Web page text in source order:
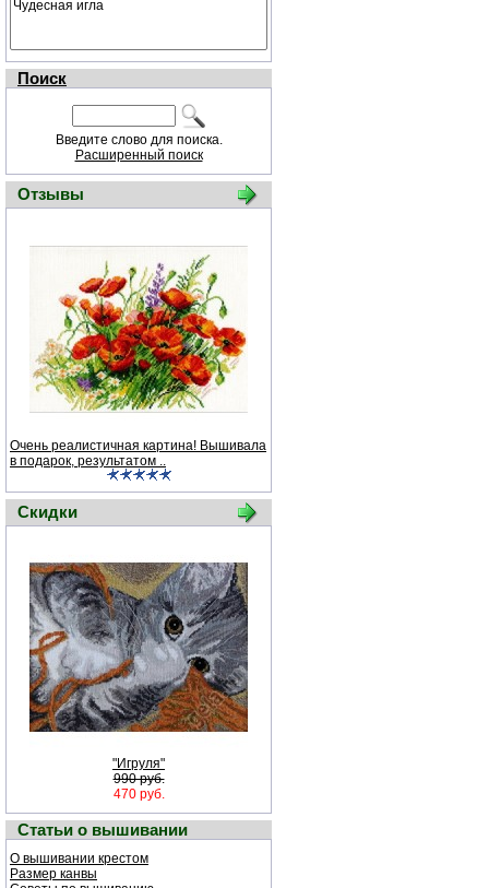
Поиск
Введите слово для поиска.
Расширенный поиск
Отзывы
Очень реалистичная картина! Вышивала
в подарок, результатом ..
Скидки
"Игруля"
990 руб.
470 руб.
Статьи о вышивании
О вышивании крестом
Размер канвы